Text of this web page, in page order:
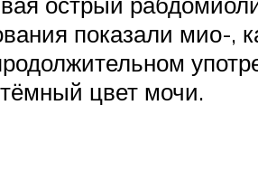
показали мио-,
цвет мочи.